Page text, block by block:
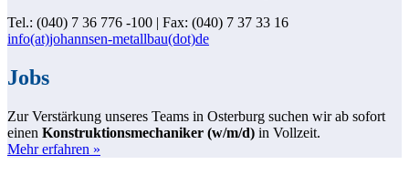
Tel.: (040) 7 36 776 -100 | Fax: (040) 7 37 33 16
info(at)johannsen-metallbau(dot)de
Jobs
Zur Verstärkung unseres Teams in Osterburg suchen wir ab sofort
einen Konstruktionsmechaniker (w/m/d) in Vollzeit.
Mehr erfahren »